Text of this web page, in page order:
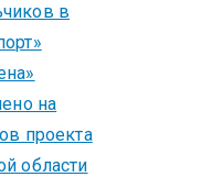
в
на
проекта
области